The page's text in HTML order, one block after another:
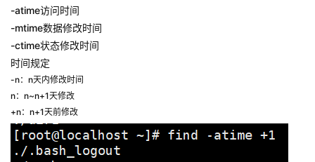
-atime访问时间
-mtime数据修改时间
-ctime状态修改时间
时间规定
-n：n天内修改时间
n：n~n+1天修改
+n：n+1天前修改